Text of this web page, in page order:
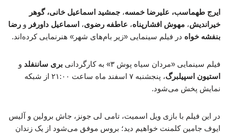
ایرج طهماسب، علیرضا خمسه، جمشید اسماعیل خانی، گوهر
خیراندیش، مهوش افشارپناه، عاطفه رضوی، اسماعیل داورفر و رضا
بنفشه خواه در فیلم سینمایی «زیر بام‌های شهر» هنرنمایی کرده‌اند.
فیلم سینمایی «مردان سیاه پوش ۳» به کارگردانی بری ساننفلد و
استیون اسپیلبرگ
، پنجشنبه ۷ اسفند ماه ساعت ۲۱:۰۰ از شبکه
نمایش پخش می‌شود.
در این فیلم با بازی ویل اسمیت، تامی لی جونز، جاش برولین و آلیس
ایوف جامین کلمنت خواهیم دید؛ بروس موفق می‌شود از یک زندان